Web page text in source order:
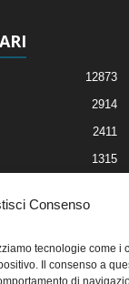
Consenso
tecnologie come i
Il consenso a
di
12873
2914
2411
1315